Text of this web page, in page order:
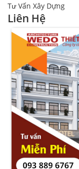
Tư Vấn Xây Dựng
Liên Hệ